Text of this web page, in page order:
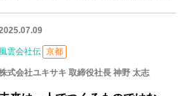
風雲会社伝 京都
式会社ユキサキ 取締役社長 神野 太志